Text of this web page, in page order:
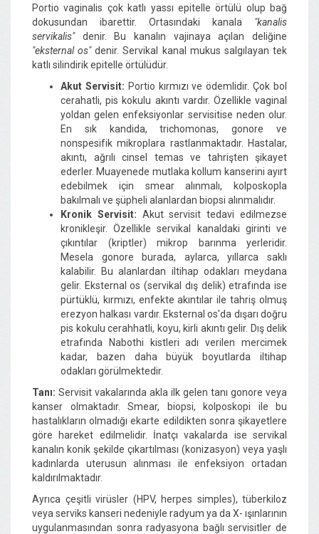
Portio vaginalis çok katlı yassı epitelle örtülü olup bağ
dokusundan ibarettir. Ortasındaki kanala "kanalis
servikalis"denir. Bu kanalın vajinaya açılan deliğine
"eksternal os"denir. Servikal kanal mukus salgılayan tek
katlı silindirik epitelle örtülüdür.
Akut Servisit: Portio kırmızı ve ödemlidir. Çok bol
cerahatli, pis kokulu akıntı vardır. Özellikle vaginal
yoldan gelen enfeksiyonlar servisitise neden olur.
En sık kandida, trichomonas, gonore ve
nonspesifik mikroplara rastlanmaktadır. Hastalar,
akıntı, ağrılı cinsel temas ve tahrişten şikayet
ederler. Muayenede mutlaka kollum kanserini ayırt
edebilmek için smear alınmalı, kolposkopla
bakılmalı ve şüpheli alanlardan biopsi alınmalıdır.
Kronik Servisit: Akut servisit tedavi edilmezse
kronikleşir. Özellikle servikal kanaldaki girinti ve
çıkıntılar (kriptler) mikrop barınma yerleridir.
Mesela gonore burada, aylarca, yıllarca saklı
kalabilir. Bu alanlardan iltihap odakları meydana
gelir. Eksternal os (servikal dış delik) etrafında ise
pürtüklü, kırmızı, enfekte akıntılar ile tahriş olmuş
erezyon halkası vardır. Eksternal os'da dışarı doğru
pis kokulu cerahhatli, koyu, kirli akıntı gelir. Dış delik
etrafında Nabothi kistleri adı verilen mercimek
kadar, bazen daha büyük boyutlarda iltihap
odakları görülmektedir.
Tanı: Servisit vakalarında akla ilk gelen tanı gonore veya
kanser olmaktadır. Smear, biopsi, kolposkopi ile bu
hastalıkların olmadığı ekarte edildikten sonra şikayetlere
göre hareket edilmelidir. İnatçı vakalarda ise servikal
kanalın konik şekilde çıkartılması (konizasyon) veya yaşlı
kadınlarda uterusun alınması ile enfeksiyon ortadan
kaldırılmaktadır.
Ayrıca çeşitli virüsler (HPV, herpes simples), tüberkiloz
veya serviks kanseri nedeniyle radyum ya da X- ışınlarının
uygulanmasından sonra radyasyona bağlı servisitler de